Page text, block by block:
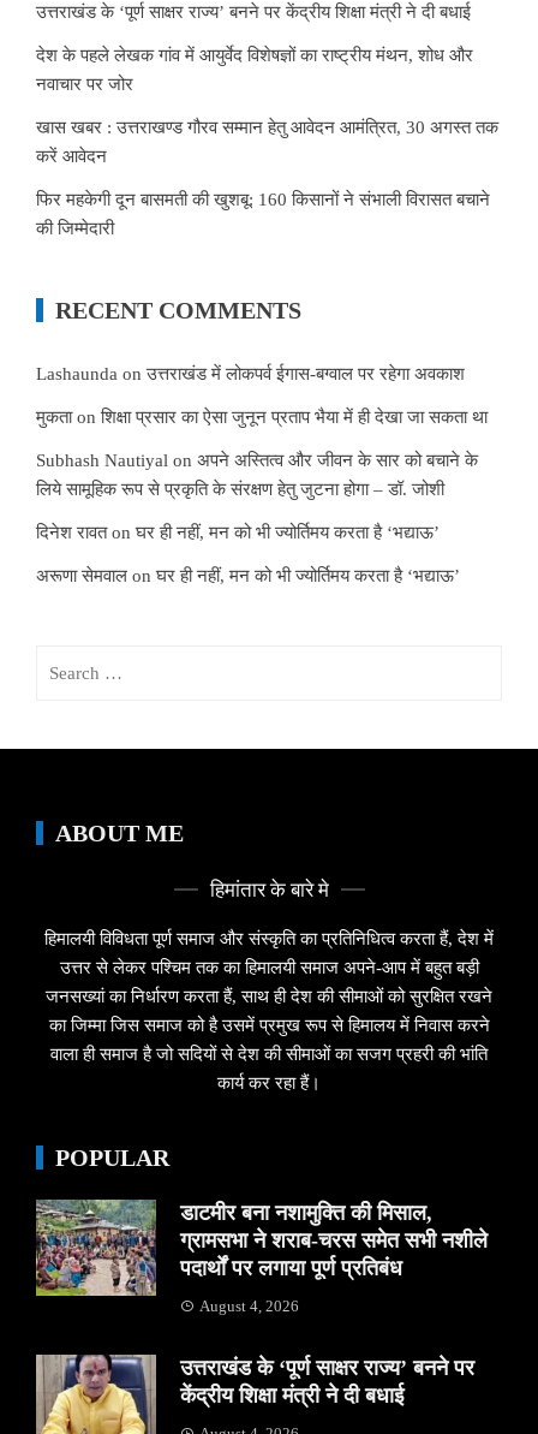
उत्तराखंड के ‘पूर्ण साक्षर राज्य’ बनने पर केंद्रीय शिक्षा मंत्री ने दी बधाई
देश के पहले लेखक गांव में आयुर्वेद विशेषज्ञों का राष्ट्रीय मंथन, शोध और
नवाचार पर जोर
खास खबर : उत्तराखण्ड गौरव सम्मान हेतु आवेदन आमंत्रित, 30 अगस्त तक
करें आवेदन
फिर महकेगी दून बासमती की खुशबू: 160 किसानों ने संभाली विरासत बचाने
की जिम्मेदारी
RECENT COMMENTS
Lashaunda onउत्तराखंड में लोकपर्व ईगास-बग्वाल पर रहेगा अवकाश
मुकताonशिक्षा प्रसार का ऐसा जुनून प्रताप भैया में ही देखा जा सकता था
Subhash Nautiyal on अपने अस्तित्व और जीवन के सार को बचाने के
लिये सामूहिक रूप से प्रकृति के संरक्षण हेतु जुटना होगा – डॉ. जोशी
दिनेश रावतonघर ही नहीं, मन को भी ज्योर्तिमय करता है ‘भद्याऊ’
अरूणा सेमवाल onघर ही नहीं, मन को भी ज्योर्तिमय करता है ‘भद्याऊ’
ABOUT ME
हिमांतार के बारे मे
हिमालयी विविधता पूर्ण समाज और संस्कृति का प्रतिनिधित्व करता हैं, देश में
उत्तर से लेकर पश्चिम तक का हिमालयी समाज अपने-आप में बहुत बड़ी
जनसख्यां का निर्धारण करता हैं, साथ ही देश की सीमाओं को सुरक्षित रखने
का जिम्मा जिस समाज को है उसमें प्रमुख रूप से हिमालय में निवास करने
वाला ही समाज है जो सदियों से देश की सीमाओं का सजग प्रहरी की भांति
कार्य कर रहा हैं।
POPULAR
डाटमीर बना नशामुक्ति की मिसाल,
ग्रामसभा ने शराब-चरस समेत सभी नशीले
पदार्थों पर लगाया पूर्ण प्रतिबंध
August 4, 2026
उत्तराखंड के ‘पूर्ण साक्षर राज्य’ बनने पर
केंद्रीय शिक्षा मंत्री ने दी बधाई